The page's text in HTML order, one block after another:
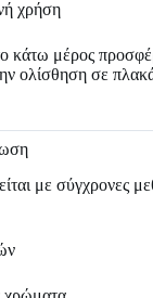
χρήση
κάτω μέρος
ολίσθηση σε
με σύγχρονες